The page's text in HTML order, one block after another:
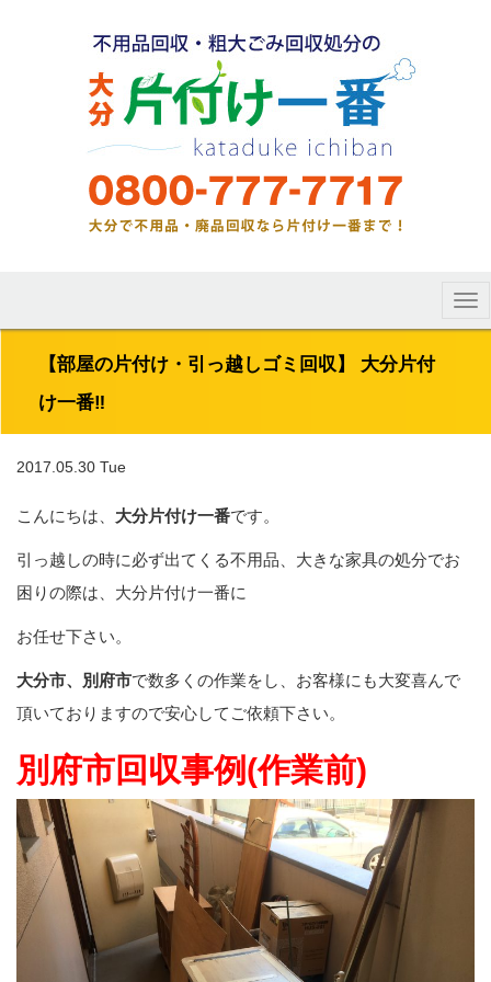
【部屋の片付け・引っ越しゴミ回収】 大分片付
け一番‼︎
2017.05.30 Tue
こんにちは、 大分片付け一番です。
引っ越しの時に必ず出てくる不用品、大きな家具の処分でお
困りの際は、大分片付け一番に
お任せ下さい。
大分市、別府市で数多くの作業をし、お客様にも大変喜んで
頂いておりますので安心してご依頼下さい。
別府市回収事例(作業前)